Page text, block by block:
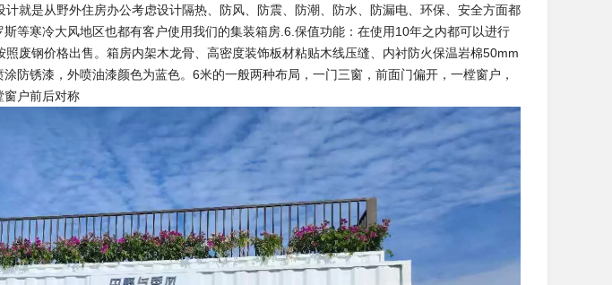
就是从野外住房办公考虑设计隔热、防风、防震、防潮、防水、防漏电、环保、安全方面都
等寒冷大风地区也都有客户使用我们的集装箱房.6.保值功能：在使用10年之内都可以进行
废钢价格出售。箱房内架木龙骨、高密度装饰板材粘贴木线压缝、内衬防火保温岩棉50mm
防锈漆，外喷油漆颜色为蓝色。6米的一般两种布局，一门三窗，前面门偏开，一樘窗户，
窗户前后对称